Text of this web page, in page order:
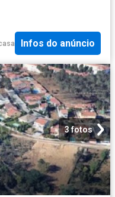
Infos do anúncio
3 fotos